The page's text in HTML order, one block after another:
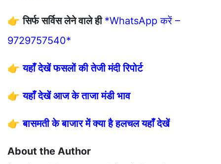
👉सिर्फ सर्विस लेने वाले ही *WhatsApp करें –
9729757540*
👉यहाँ देखें फसलों की तेजी मंदी रिपोर्ट
👉यहाँ देखें आज के ताजा मंडी भाव
👉बासमती के बाजार में क्या है हलचल यहाँ देखें
About the Author